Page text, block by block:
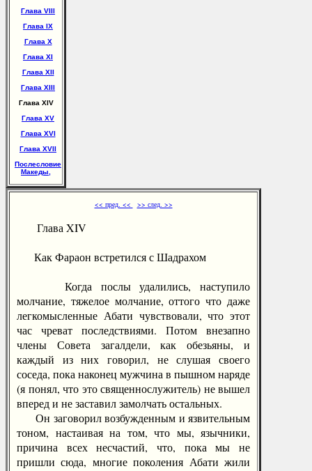
Глава VIII
Глава IX
Глава X
Глава XI
Глава XII
Глава XIII
Глава XIV
Глава XV
Глава XVI
Глава XVII
Послесловие
Македы,
<< пред. << >> след. >>
Глава XIV
Как Фараон встретился с Шадрахом
Когда послы удалились, наступило
молчание, тяжелое молчание, оттого что даже
легкомысленные Абати чувствовали, что этот
час чреват последствиями. Потом внезапно
члены Совета загалдели, как обезьяны, и
каждый из них говорил, не слушая своего
соседа, пока наконец мужчина в пышном наряде
(я понял, что это священнослужитель) не вышел
вперед и не заставил замолчать остальных.
Он заговорил возбужденным и язвительным
тоном, настаивая на том, что мы, язычники,
причина всех несчастий, что, пока мы не
пришли сюда, многие поколения Абати жили